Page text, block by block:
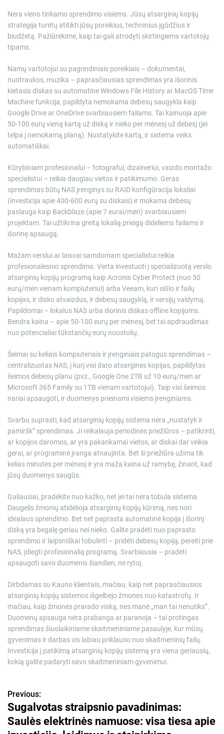
Nėra vieno tinkamo sprendimo visiems. Jūsų atsarginių kopijų
strategija turėtų atitikti jūsų poreikius, techninius įgūdžius ir
biudžetą. Pažiūrėkime, kaip tai gali atrodyti skirtingiems vartotojų
tipams.
Namų vartotojui su pagrindiniais poreikiais – dokumentai,
nuotraukos, muzika – paprasčiausias sprendimas yra išorinis
kietasis diskas su automatine Windows File History ar MacOS Time
Machine funkcija, papildyta nemokama debesų saugykla kaip
Google Drive ar OneDrive svarbiausiem failams. Tai kainuoja apie
50-100 eurų vieną kartą už diską ir nieko per mėnesį už debesį (jei
telpa į nemokamą planą). Nustatykite kartą, ir sistema veiks
automatiškai.
Kūrybiniam profesionalui – fotografui, dizaineriui, vaizdo montažo
specialistui – reikia daugiau vietos ir patikimumo. Geras
sprendimas būtų NAS įrenginys su RAID konfigūracija lokaliai
(investicija apie 400-600 eurų su diskais) ir mokama debesų
paslauga kaip Backblaze (apie 7 eurai/mėn) svarbiausiem
projektam. Tai užtikrina greitą lokalią prieigą dideliems failams ir
išorinę apsaugą.
Mažam verslui ar laisvai samdomam specialistui reikia
profesionalesnio sprendimo. Verta investuoti į specializuotą verslo
atsarginių kopijų programą kaip Acronis Cyber Protect (nuo 50
eurų/mėn vienam kompiuteriui) arba Veeam, kuri siūlo ir failų
kopijas, ir disko atvaizdus, ir debesų saugyklą, ir versijų valdymą.
Papildomai – lokalus NAS arba išorinis diskas offline kopijoms.
Bendra kaina – apie 50-100 eurų per mėnesį, bet tai apdraudimas
nuo potencialiai tūkstančių eurų nuostolių.
Šeimai su keliais kompiuteriais ir įrenginiais patogus sprendimas –
centralizuotas NAS, į kurį visi daro atsargines kopijas, papildytas
šeimos debesų planu (pvz., Google One 2TB už 10 eurų/mėn ar
Microsoft 365 Family su 1TB vienam vartotojui). Taip visi šeimos
nariai apsaugoti, ir duomenys prieinami visiems įrenginiams.
Svarbu suprasti, kad atsarginių kopijų sistema nėra „nustatyk ir
pamiršk” sprendimas. Ji reikalauja periodinės priežiūros – patikrinti,
ar kopijos daromos, ar yra pakankamai vietos, ar diskai dar veikia
gerai, ar programinė įranga atnaujinta. Bet ši priežiūra užima tik
kelias minutes per mėnesį ir yra maža kaina už ramybę, žinant, kad
jūsų duomenys saugūs.
Galiausiai, pradėkite nuo kažko, net jei tai nėra tobula sistema.
Daugelis žmonių atidėlioja atsarginių kopijų kūrimą, nes nori
idealaus sprendimo. Bet net paprasta automatinė kopija į išorinį
diską yra begalę geriau nei nieko. Galite pradėti nuo paprasto
sprendimo ir laipsniškai tobulinti – pridėti debesų kopiją, pereiti prie
NAS, įdiegti profesionalią programą. Svarbiausia – pradėti
apsaugoti savo duomenis šiandien, ne rytoj.
Dirbdamas su Kauno klientais, mačiau, kaip net paprasčiausios
atsarginių kopijų sistemos išgelbėjo žmones nuo katastrofų. Ir
mačiau, kaip žmonės prarado viską, nes manė „man tai nenutiks”.
Duomenų apsauga nėra prabanga ar paranoja – tai protingas
sprendimas šiuolaikiniame skaitmeniniame pasaulyje, kur mūsų
gyvenimas ir darbas vis labiau priklauso nuo skaitmeninių failų.
Investicija į patikimą atsarginių kopijų sistemą yra viena geriausių,
kokią galite padaryti savo skaitmeniniam gyvenimui.
N
a
Previous:
Sugalvotas straipsnio pavadinimas:
Saulės elektrinės namuose: visa tiesa apie